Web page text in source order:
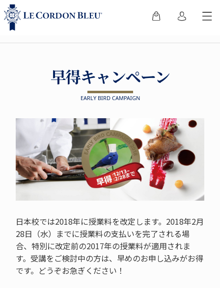
早得キャンペーン
EARLY BIRD CAMPAIGN
日本校では2018年に授業料を改定します。2018年2月
28日（水）までに授業料の支払いを完了される場
合、特別に改定前の2017年の授業料が適用されま
す。受講をご検討中の方は、早めのお申し込みがお得
です。どうぞお急ぎください！